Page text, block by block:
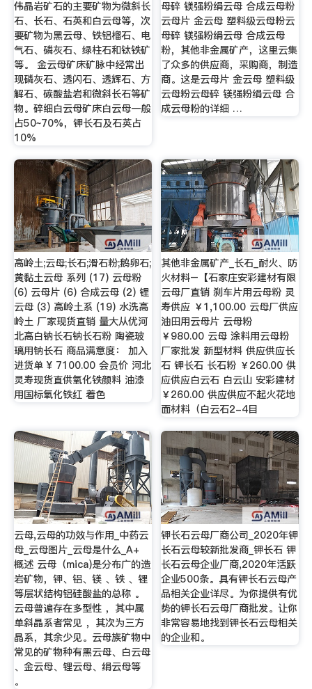
伟晶岩矿石的主要矿物为微斜长
石、长石、石英和白云母等，次
要矿物为黑云母、铁铝榴石、电
气石、磷灰石、绿柱石和钛铁矿
等。 金云母矿床矿脉中经常出
现磷灰石、透闪石、透辉石、方
解石、碳酸盐岩和微斜长石等矿
物。碎细白云母矿床白云母一般
占50~70%，钾长石及石英占
10%
母碎 镁强粉绢云母 合成云母粉
云母片 金云母 塑料级云母粉云
母碎 镁强粉绢云母 合成云母
粉，其他非金属矿产，这里云集
了众多的供应商，采购商，制造
商。这是云母片 金云母 塑料级
云母粉云母碎 镁强粉绢云母 合
成云母粉的详细 …
高岭土;云母;长石;滑石粉;鹅卵石;
黄黏土云母 系列 (17) 云母粉
(6) 云母片 (6) 合成云母 (2) 锂
云母 (3) 高岭土系 (19) 水洗高
岭土 厂家现货直销 量大从优河
北高白钠长石钠长石粉 陶瓷玻
璃用钠长石 商品满意度： 加入
进货单 ¥ 7100.00 会员价 河北
灵寿现货直供氧化铁颜料 油漆
用国标氧化铁红 着色
其他非金属矿产_长石_耐火、防
火材料–【石家庄安彩建材有限
云母厂直销 刹车片用云母粉 灵
寿供应 ￥1,100.00 云母厂供应
油田用云母片 云母粉
￥980.00 云母 涂料用云母粉
厂家批发 新型材料 供应供应长
石 钾长石 长石粉 ￥260.00 供
应供应白云石 白云山 安彩建材
￥260.00 供应供应不起火花地
面材料（白云石2-4目
云母,云母的功效与作用_中药云
母_云母图片_云母是什么_A+
概述 云母（mica)是分布广的造
岩矿物，钾、铝、镁 、铁 、锂
等层状结构铝硅酸盐的总称 。
云母普遍存在多型性 ，其中属
单斜晶系者常见 ，其次为三方
晶系，其余少见。云母族矿物中
常见的矿物种有黑云母、白云母
、金云母、锂云母、绢云母等
。
钾长石云母厂商公司_2020年钾
长石云母较新批发商_钾长石 钾
长石云母企业厂商,2020年活跃
企业500条。具有钾长石云母产
品相关企业详尽。为你提供有优
势的钾长石云母厂商批发。让你
非常容易地找到钾长石云母相关
的企业和。